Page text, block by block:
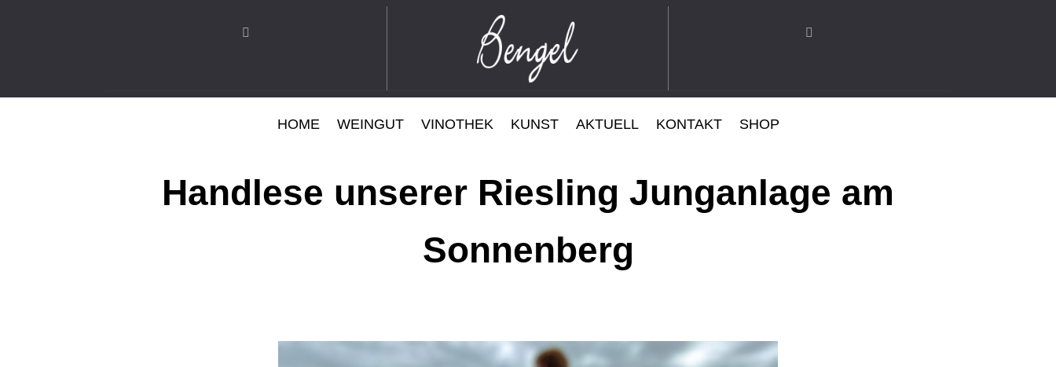
HOME WEINGUT VINOTHEK KUNST AKTUELL KONTAKT SHOP
Handlese unserer Riesling Junganlage am
Sonnenberg